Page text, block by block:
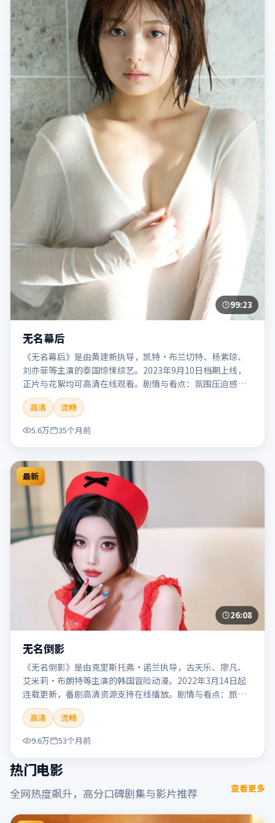
99:23
无名幕后
《无名幕后》是由黄建新执导，凯特·布兰切特、杨紫琼、
刘亦菲等主演的泰国惊悚综艺。2023年9月10日档期上线，
正片与花絮均可高清在线观看。剧情与看点：氛围压迫感
强，节奏紧张，适合追求刺激观影体验的观众。本片适合检
索「无名幕后」「黄建新」「惊悚」「泰国」「2023」
「2023-09-10上映」等关键词的影迷阅读简介与主创信息。
高清
流畅
5.6万
35个月前
最新
26:08
无名倒影
《无名倒影》是由克里斯托弗·诺兰执导，古天乐、廖凡、
艾米莉·布朗特等主演的韩国冒险动漫。2022年3月14日起
连载更新，番剧高清资源支持在线播放。剧情与看点：旅程
险象环生，奇观与友情并行，带来沉浸式探险体验。本片适
合检索「无名倒影」「克里斯托弗·诺兰」「冒险」「韩
国」「2022」「2022-03-14上映」等关键词的影迷阅读简介
与主创信息。
高清
流畅
9.6万
53个月前
热门电影
全网热度飙升，高分口碑剧集与影片推荐 查看更多